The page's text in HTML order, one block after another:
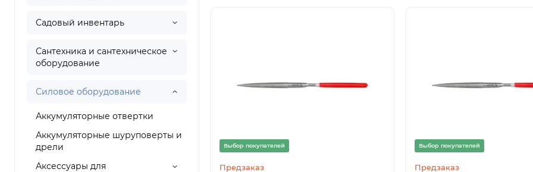
Садовый инвентарь
Сантехника и сантехническое
оборудование
Силовое оборудование
Аккумуляторные отвертки
Аккумуляторные шуруповерты и
дрели
Аксессуары для
Выбор покупателей
Предзаказ
Выбор покупателей
Предзаказ